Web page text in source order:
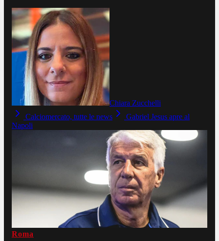
Chiara Zucchelli
Calciomercato, tutte le news
Gabriel Jesus apre al
Napoli
Roma